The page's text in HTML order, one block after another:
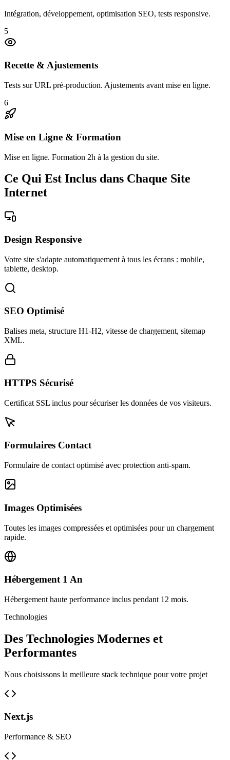
Intégration, développement, optimisation SEO, tests responsive.
5
Recette & Ajustements
Tests sur URL pré-production. Ajustements avant mise en ligne.
6
Mise en Ligne & Formation
Mise en ligne. Formation 2h à la gestion du site.
Ce Qui Est Inclus dans Chaque Site
Internet
Design Responsive
Votre site s'adapte automatiquement à tous les écrans : mobile,
tablette, desktop.
SEO Optimisé
Balises meta, structure H1-H2, vitesse de chargement, sitemap
XML.
HTTPS Sécurisé
Certificat SSL inclus pour sécuriser les données de vos visiteurs.
Formulaires Contact
Formulaire de contact optimisé avec protection anti-spam.
Images Optimisées
Toutes les images compressées et optimisées pour un chargement
rapide.
Hébergement 1 An
Hébergement haute performance inclus pendant 12 mois.
Technologies
Des Technologies Modernes et
Performantes
Nous choisissons la meilleure stack technique pour votre projet
Next.js
Performance & SEO